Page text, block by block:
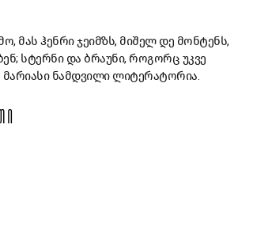
მას ჰენრი ჯეიმზს, მიშელ დე მონტენს,
სტერნი და ბრაუნი, როგორც უკვე
მარიასი ნამდვილი ლიტერატორია.